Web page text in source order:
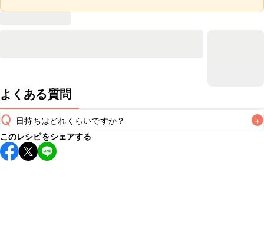
よくある質問
Q 日持ちはどれくらいですか？ +
保存期間は冷蔵で翌日中が目安です。なるべくお早めにお召
し上がりください。
このレシピをシェアする